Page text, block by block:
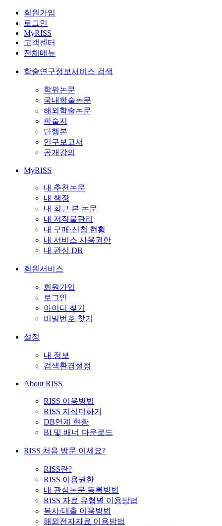
회원가입
로그인
MyRISS
고객센터
전체메뉴
학술연구정보서비스 검색
학위논문
국내학술논문
해외학술논문
학술지
단행본
연구보고서
공개강의
MyRISS
내 추천논문
내 책장
내 최근 본 논문
내 저작물관리
내 구매·신청 현황
내 서비스 사용권한
내 관심 DB
회원서비스
회원가입
로그인
아이디 찾기
비밀번호 찾기
설정
내 정보
검색환경설정
About RISS
RISS 이용방법
RISS 지식더하기
DB연계 현황
BI 및 배너 다운로드
RISS 처음 방문 이세요?
RISS란?
RISS 이용권한
내 관심논문 등록방법
RISS 자료 유형별 이용방법
복사/대출 이용방법
해외전자자료 이용방법